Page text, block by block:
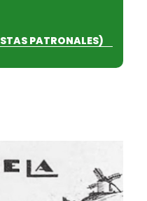
PATRONALES)